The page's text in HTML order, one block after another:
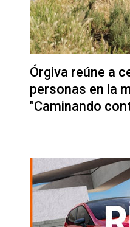
Órgiva reúne a
personas en la
"Caminando